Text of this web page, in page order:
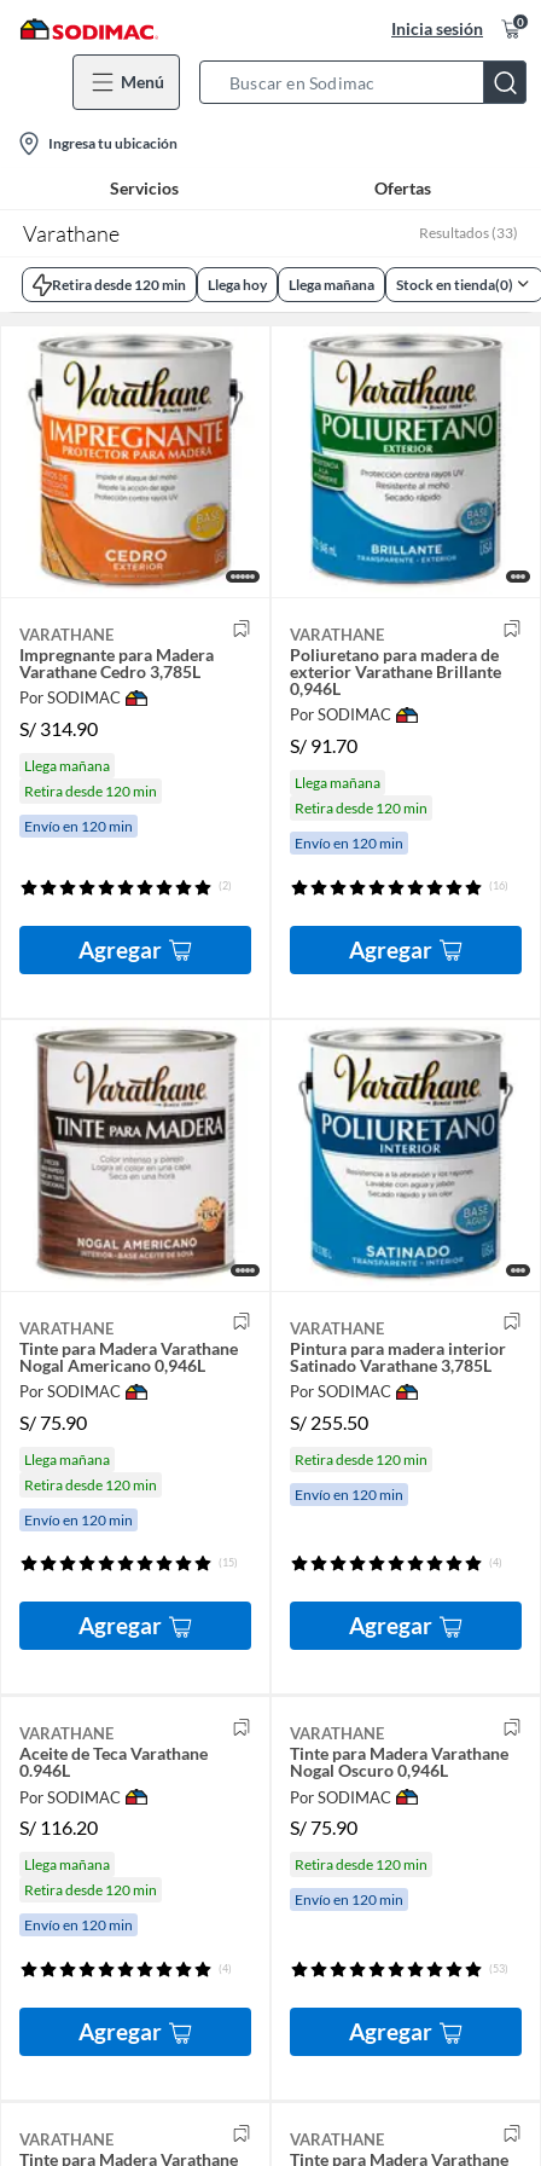
Inicia sesión 0
Menú
Bar
location-
icon
Ingresa tu ubicación
Servicios Ofertas
Varathane Resultados (33)
Retira desde 120 min Llega hoy Llega mañana Stock en tienda(0)
VARATHANE
Impregnante para Madera
Varathane Cedro 3,785L
Por SODIMAC
S/ 314.90
Llega mañana
Retira desde 120 min
Envío en 120 min
(2)
Agregar
VARATHANE
Poliuretano para madera de
exterior Varathane Brillante
0,946L
Por SODIMAC
S/ 91.70
Llega mañana
Retira desde 120 min
Envío en 120 min
(16)
Agregar
VARATHANE
Tinte para Madera Varathane
Nogal Americano 0,946L
Por SODIMAC
S/75.90
Llega mañana
Retira desde 120 min
Envío en 120 min
(15)
Agregar
VARATHANE
Pintura para madera interior
Satinado Varathane 3,785L
Por SODIMAC
S/ 255.50
Retira desde 120 min
Envío en 120 min
(4)
Agregar
VARATHANE
Aceite de Teca Varathane
0.946L
Por SODIMAC
S/ 116.20
Llega mañana
Retira desde 120 min
Envío en 120 min
(4)
Agregar
VARATHANE
Tinte para Madera Varathane
Nogal Oscuro 0,946L
Por SODIMAC
S/75.90
Retira desde 120 min
Envío en 120 min
(53)
Agregar
VARATHANE
Tinte para Madera Varathane
VARATHANE
Tinte para Madera Varathane